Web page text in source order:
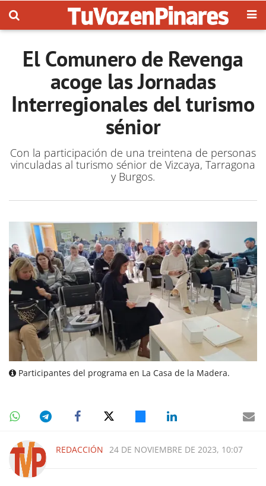
El Comunero de Revenga
acoge las Jornadas
Interregionales del turismo
sénior
Con la participación de una treintena de personas
vinculadas al turismo sénior de Vizcaya, Tarragona
y Burgos.
Participantes del programa en La Casa de la Madera.
REDACCIÓN 24 DE NOVIEMBRE DE 2023, 10:07